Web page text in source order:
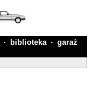
· biblioteka · garaż